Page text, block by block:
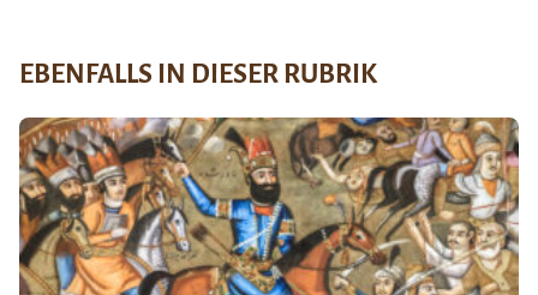
EBENFALLS IN DIESER RUBRIK